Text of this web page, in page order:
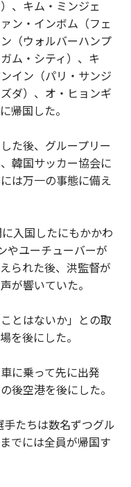
、キム・ミンジェ
ン・インボム（フェ
（ウォルバーハンプ
ム・シティ）、キ
イン（パリ・サンジ
ダ）、オ・ヒョンギ
帰国した。
た後、グループリー
韓国サッカー協会に
は万一の事態に備え
入国したにもかかわ
やユーチューバーが
られた後、洪監督が
が響いていた。
とはないか」との取
を後にした。
に乗って先に出発
後空港を後にした。
たちは数名ずつグル
でには全員が帰国す